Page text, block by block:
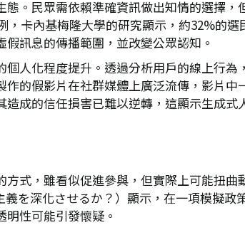
。民眾需依賴準確資訊做出知情的選擇
，卡內基梅隆大學的研究顯示，約32%的
訊息的傳播範圍，並改變公眾認知。
人化程度提升。透過分析用戶的線上行
的假影片在社群媒體上廣泛流傳，影片
成的信任損害已難以逆轉，這顯示生成
式，雖看似促進參與，但實際上可能扭
義を深化させるか？）顯示，在一項模擬
性可能引發懷疑。